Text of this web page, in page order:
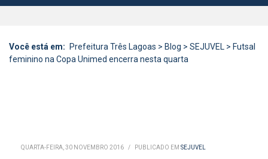
Você está em: Prefeitura Três Lagoas > Blog > SEJUVEL > Futsal
feminino na Copa Unimed encerra nesta quarta
QUARTA-FEIRA, 30 NOVEMBRO 2016 / PUBLICADO EM SEJUVEL